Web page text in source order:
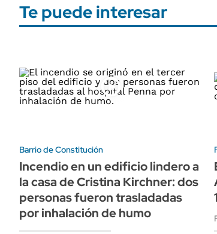
Te puede interesar
Barrio de Constitución
Incendio en un edificio lindero a
la casa de Cristina Kirchner: dos
personas fueron trasladadas
por inhalación de humo